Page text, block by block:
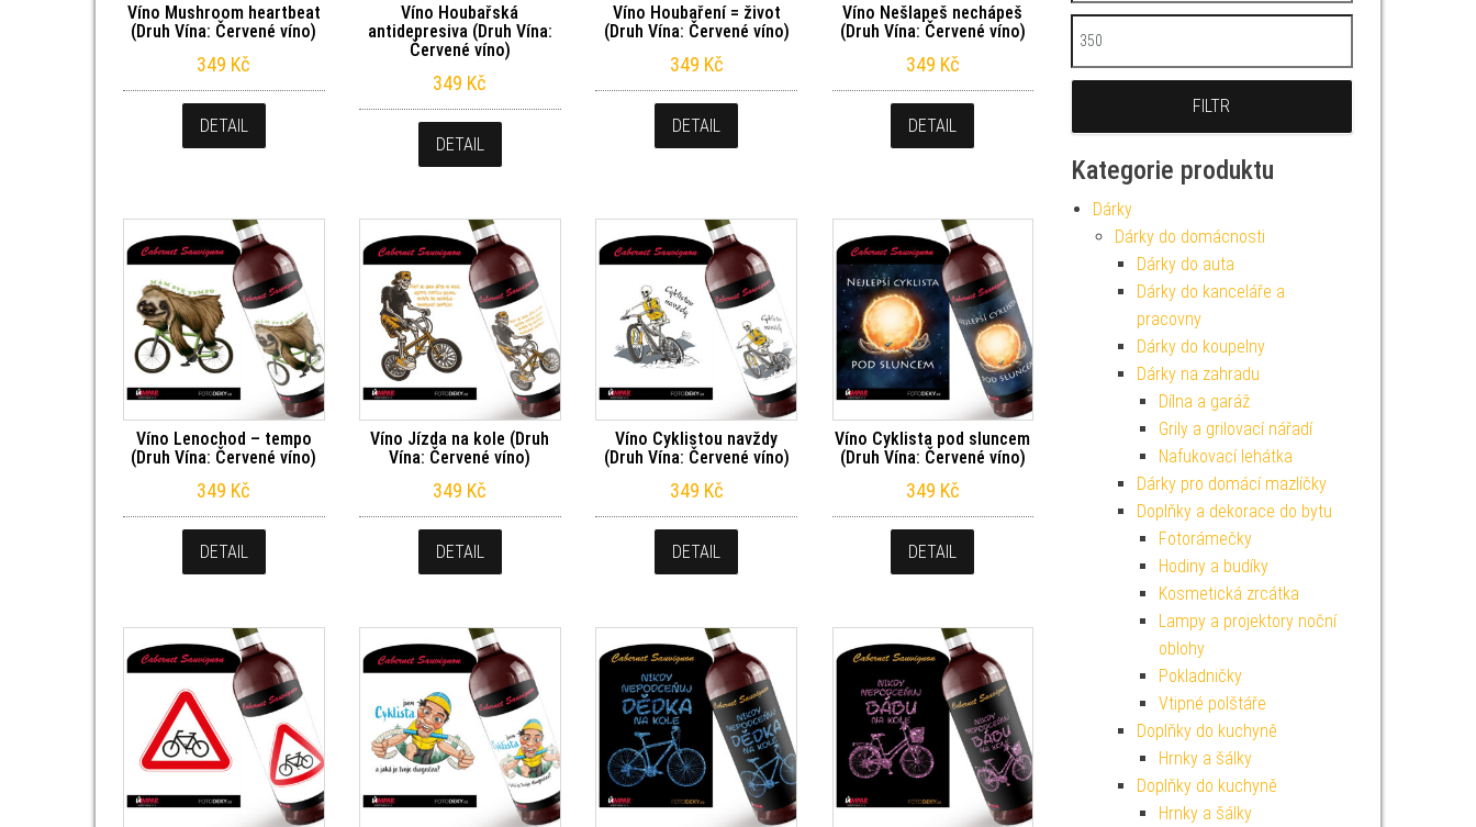
Víno Mushroom heartbeat
(Druh Vína: Červené víno)
349 Kč
DETAIL
Víno Houbařská
antidepresiva (Druh Vína:
Červené víno)
349 Kč
DETAIL
Víno Houbaření = život
(Druh Vína: Červené víno)
349 Kč
DETAIL
Víno Nešlapeš nechápeš
(Druh Vína: Červené víno)
349 Kč
DETAIL
Víno Lenochod – tempo
(Druh Vína: Červené víno)
349 Kč
DETAIL
Víno Jízda na kole (Druh
Vína: Červené víno)
349 Kč
DETAIL
Víno Cyklistou navždy
(Druh Vína: Červené víno)
349 Kč
DETAIL
Víno Cyklista pod sluncem
(Druh Vína: Červené víno)
349 Kč
DETAIL
Maximální cena
FILTR
Kategorie produktu
Dárky
Dárky do domácnosti
Dárky do auta
Dárky do kanceláře a
pracovny
Dárky do koupelny
Dárky na zahradu
Dílna a garáž
Grily a grilovací nářadí
Nafukovací lehátka
Dárky pro domácí mazlíčky
Doplňky a dekorace do bytu
Fotorámečky
Hodiny a budíky
Kosmetická zrcátka
Lampy a projektory noční
oblohy
Pokladničky
Vtipné polštáře
Doplňky do kuchyně
Hrnky a šálky
Doplňky do kuchyně
Hrnky a šálky